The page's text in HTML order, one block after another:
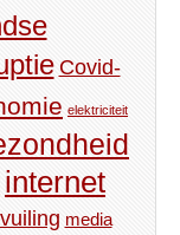
Covid-
elektriciteit
internet
media